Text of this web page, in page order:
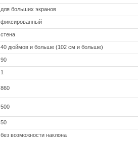
для больших экранов
фиксированный
стена
40 дюймов и больше (102 см и больше)
90
1
860
500
50
без возможности наклона